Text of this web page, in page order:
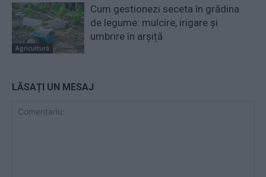
Agricultură
Cum gestionezi seceta în grădina
de legume: mulcire, irigare și
umbrire în arșiță
LĂSAȚI UN MESAJ